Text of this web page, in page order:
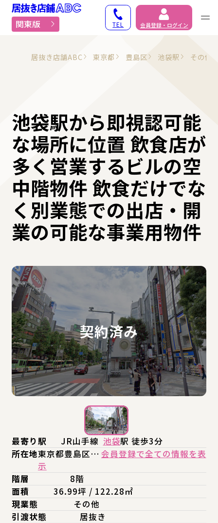
居抜き物件・貸店舗で
関東版 TEL 会員登録・ログイン
居抜き店舗ABC 東京都 豊島区 池袋駅 その他
池袋駅から即視認可能
な場所に位置 飲食店が
多く営業するビルの空
中階物件 飲食だけでな
く別業態での出店・開
業の可能な事業用物件
最寄り駅 JR山手線 池袋駅 徒歩3分
所在地東京都豊島区… 会員登録で全ての情報を表
示
階層
8階
面積
36.99坪 / 122.28㎡
現業態
その他
引渡状態
居抜き